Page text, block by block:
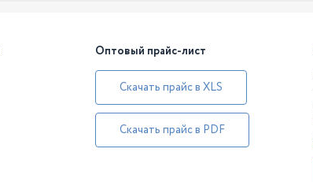
Оптовый прайс-лист
Скачать прайс в XLS
Скачать прайс в PDF